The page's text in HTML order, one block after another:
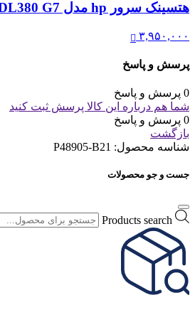
هتسینک سرور hp مدل DL380 G7
۳,۹۵۰,۰۰۰
پرسش و پاسخ
0 پرسش و پاسخ
شما هم درباره این کالا پرسش ثبت کنید
0 پرسش و پاسخ
بازگشت
شناسه محصول: P48905-B21
جست و جو محصولات
Products search